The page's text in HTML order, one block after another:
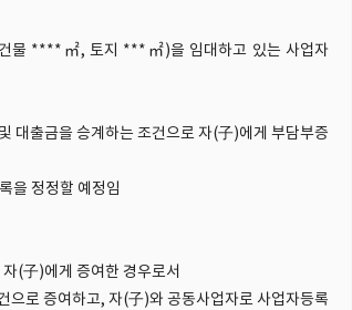
****㎡, 토지 ***㎡)을 임대하고 있는 사업자
대출금을 승계하는 조건으로 자(子)에게 부담부증
을 정정할 예정임
(子)에게 증여한 경우로서
으로 증여하고, 자(子)와 공동사업자로 사업자등록